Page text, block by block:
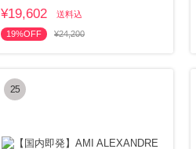
¥19,602 送料込
19%OFF ¥24,200
25